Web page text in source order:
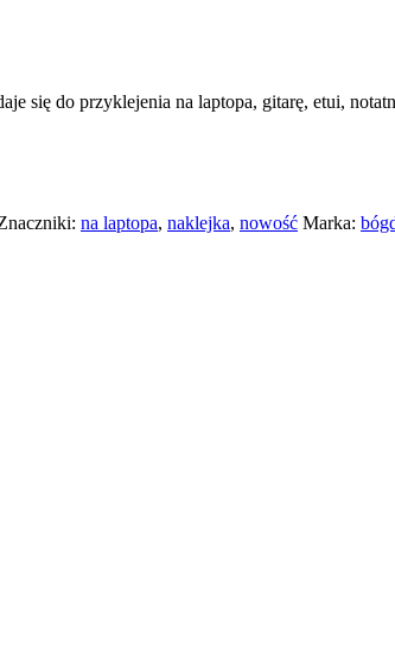
się do przyklejenia na laptopa, gitarę, etui,
na laptopa, naklejka, nowość Marka: